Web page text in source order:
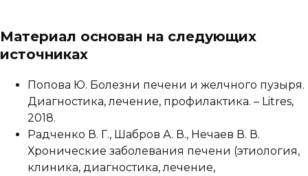
Материал основан на следующих
источниках
Попова Ю. Болезни печени и желчного пузыря.
Диагностика, лечение, профилактика. – Litres,
2018.
Радченко В. Г., Шабров А. В., Нечаев В. В.
Хронические заболевания печени (этиология,
клиника, диагностика, лечение,